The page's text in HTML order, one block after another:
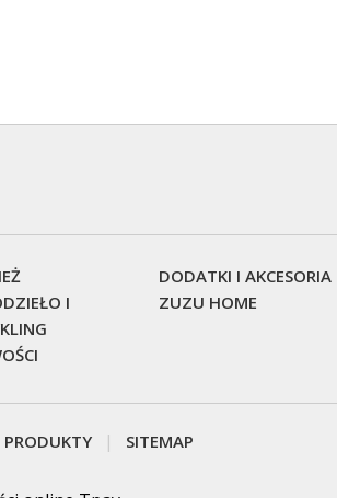
DODATKI I AKCESORIA
I
ZUZU HOME
PRODUKTY SITEMAP